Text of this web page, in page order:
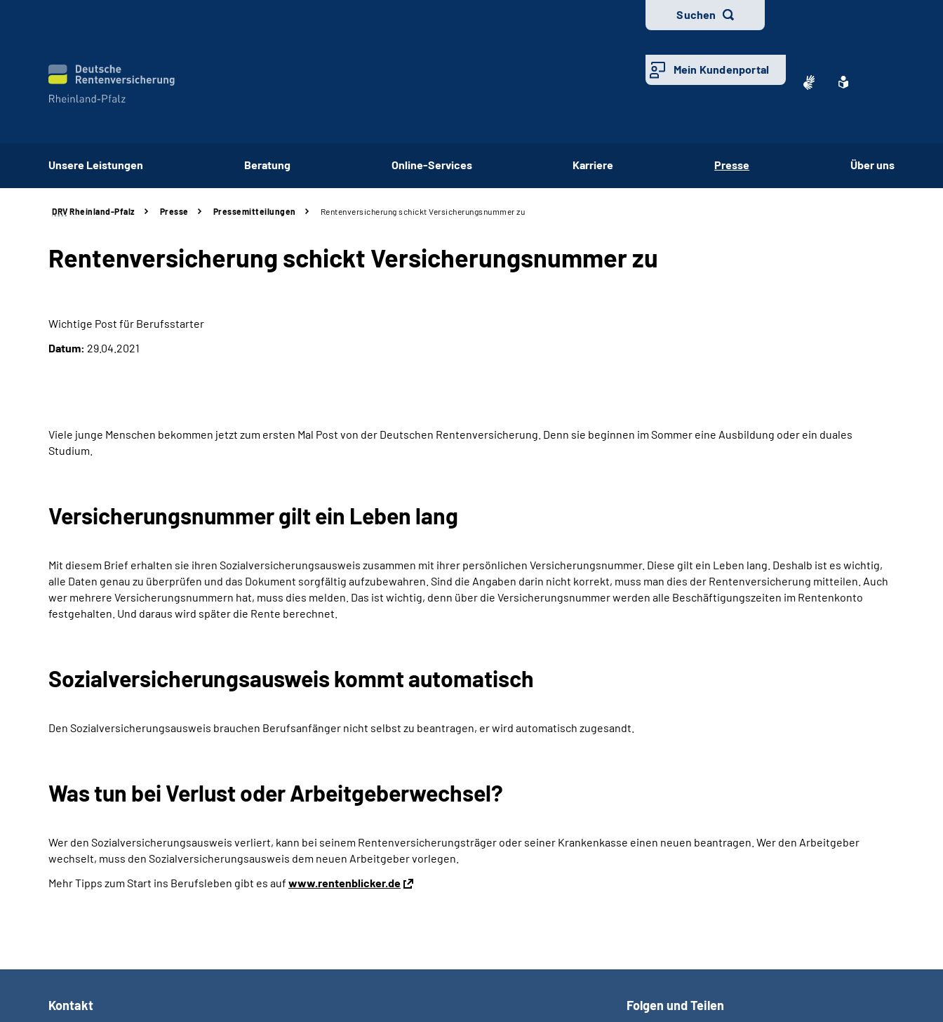
Suchen
Mein Kundenportal
Unsere Leistungen Beratung Online-Services Karriere Presse Über uns
DRV Rheinland-Pfalz Presse Pressemitteilungen Rentenversicherung schickt Versicherungsnummer zu
Rentenversicherung schickt Versicherungsnummer zu
Wichtige Post für Berufsstarter
Datum: 29.04.2021
Viele junge Menschen bekommen jetzt zum ersten Mal Post von der Deutschen Rentenversicherung. Denn sie beginnen im Sommer eine Ausbildung oder ein duales
Studium.
Versicherungsnummer gilt ein Leben lang
Mit diesem Brief erhalten sie ihren Sozialversicherungsausweis zusammen mit ihrer persönlichen Versicherungsnummer. Diese gilt ein Leben lang. Deshalb ist es wichtig,
alle Daten genau zu überprüfen und das Dokument sorgfältig aufzubewahren. Sind die Angaben darin nicht korrekt, muss man dies der Rentenversicherung mitteilen. Auch
wer mehrere Versicherungsnummern hat, muss dies melden. Das ist wichtig, denn über die Versicherungsnummer werden alle Beschäftigungszeiten im Rentenkonto
festgehalten. Und daraus wird später die Rente berechnet.
Sozialversicherungsausweis kommt automatisch
Den Sozialversicherungsausweis brauchen Berufsanfänger nicht selbst zu beantragen, er wird automatisch zugesandt.
Was tun bei Verlust oder Arbeitgeberwechsel?
Wer den Sozialversicherungsausweis verliert, kann bei seinem Rentenversicherungsträger oder seiner Krankenkasse einen neuen beantragen. Wer den Arbeitgeber
wechselt, muss den Sozialversicherungsausweis dem neuen Arbeitgeber vorlegen.
Mehr Tipps zum Start ins Berufsleben gibt es auf www.rentenblicker.de
Kontakt Folgen und Teilen